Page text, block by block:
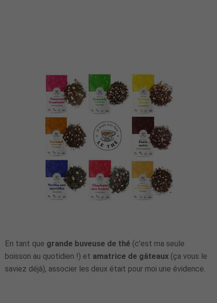
En tant que grande buveuse de thé (c'est ma seule
boisson au quotidien !) et amatrice de gâteaux (ça vous le
saviez déjà), associer les deux était pour moi une évidence.